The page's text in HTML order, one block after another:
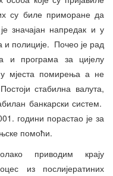
су биле приморане да
значајан напредак и у
и полиције. Почео је рад
и програма за цијелу
мјеста помирења а не
стабилна валута,
банкарски систем.
години порастао је за
помоћи.
приводим крају
из послијератиних